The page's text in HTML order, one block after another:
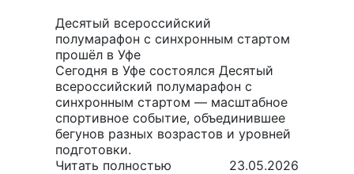
Десятый всероссийский
полумарафон с синхронным стартом
прошёл в Уфе
Сегодня в Уфе состоялся Десятый
всероссийский полумарафон с
синхронным стартом — масштабное
спортивное событие, объединившее
бегунов разных возрастов и уровней
подготовки.
Читать полностью
23.05.2026